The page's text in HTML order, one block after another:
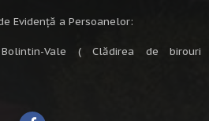
Evidență a Persoanelor:
Vale ( Clădirea de birouri